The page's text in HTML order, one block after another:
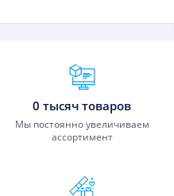
0 тысяч товаров
Мы постоянно увеличиваем
ассортимент